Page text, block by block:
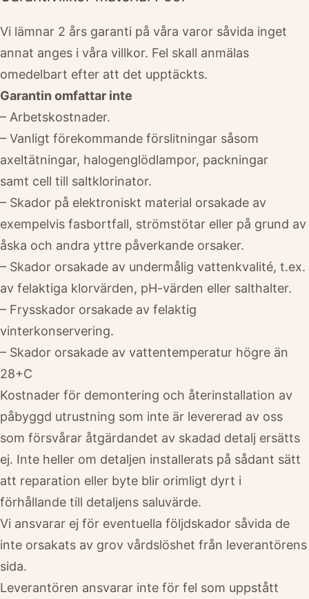
Vi lämnar 2 års garanti på våra varor såvida inget
annat anges i våra villkor. Fel skall anmälas
omedelbart efter att det upptäckts.
Garantin omfattar inte
– Arbetskostnader.
– Vanligt förekommande förslitningar såsom
axeltätningar, halogenglödlampor, packningar
samt cell till saltklorinator.
– Skador på elektroniskt material orsakade av
exempelvis fasbortfall, strömstötar eller på grund av
åska och andra yttre påverkande orsaker.
– Skador orsakade av undermålig vattenkvalité, t.ex.
av felaktiga klorvärden, pH-värden eller salthalter.
– Frysskador orsakade av felaktig
vinterkonservering.
– Skador orsakade av vattentemperatur högre än
28+C
Kostnader för demontering och återinstallation av
påbyggd utrustning som inte är levererad av oss
som försvårar åtgärdandet av skadad detalj ersätts
ej. Inte heller om detaljen installerats på sådant sätt
att reparation eller byte blir orimligt dyrt i
förhållande till detaljens saluvärde.
Vi ansvarar ej för eventuella följdskador såvida de
inte orsakats av grov vårdslöshet från leverantörens
sida.
Leverantören ansvarar inte för fel som uppstått